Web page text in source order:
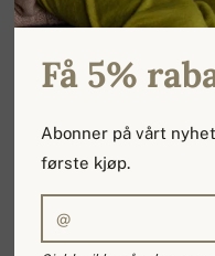
Få 5%
Abonner på vårt
første kjøp.